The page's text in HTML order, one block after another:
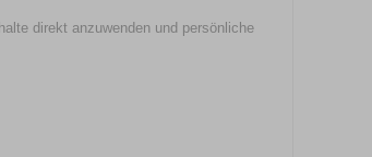
direkt anzuwenden und persönliche